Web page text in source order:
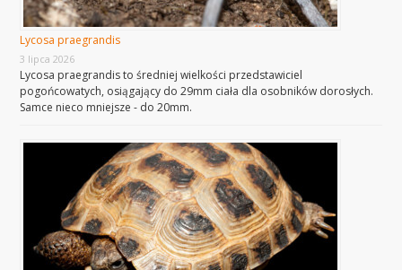
Lycosa praegrandis
3 lipca 2026
Lycosa praegrandis to średniej wielkości przedstawiciel
pogońcowatych, osiągający do 29mm ciała dla osobników dorosłych.
Samce nieco mniejsze - do 20mm.